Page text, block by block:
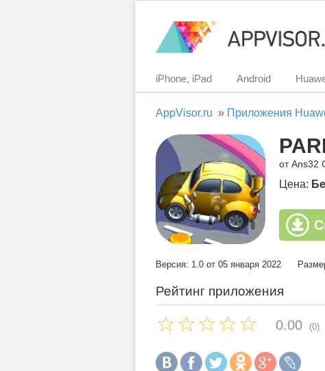
iPhone, iPad Android
AppVisor.ru » Приложения
от Ans32
Цена:
Версия: 1.0 от 05 января 2022
Рейтинг приложения
0.00 (0)